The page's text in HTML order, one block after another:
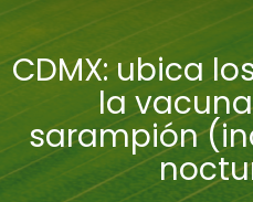
CDMX: ubica
la
sarampión